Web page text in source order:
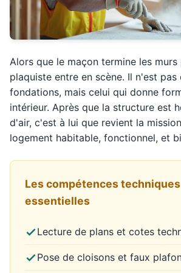
Alors que le maçon termine les
plaquiste entre en scène. Il n'est
fondations, mais celui qui donne
intérieur. Après que la structure est
d'air, c'est à lui que revient la
logement habitable, fonctionnel, et
Les compétences techniques
essentielles
Lecture de plans et cotes
Pose de cloisons et faux